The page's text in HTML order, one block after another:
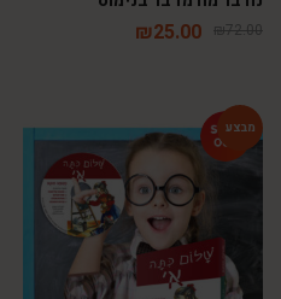
₪72.00
₪25.00